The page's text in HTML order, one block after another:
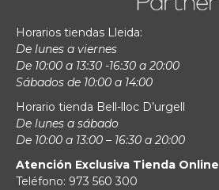
Horarios tiendas Lleida:
De lunes a viernes
De 10:00 a 13:30 -16:30 a 20:00
Sábados de 10:00 a 14:00
Horario tienda Bell-lloc D’urgell
De lunes a sábado
De 10:00 a 13:00 – 16:30 a 20:00
Atención Exclusiva Tienda Online
Teléfono: 973 560 300